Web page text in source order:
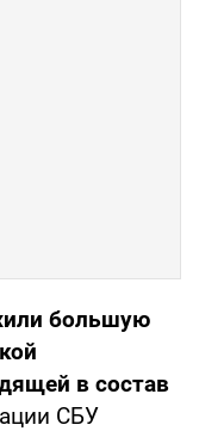
большую
в состав
СБУ